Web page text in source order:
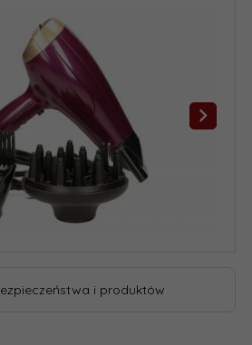
i produktów